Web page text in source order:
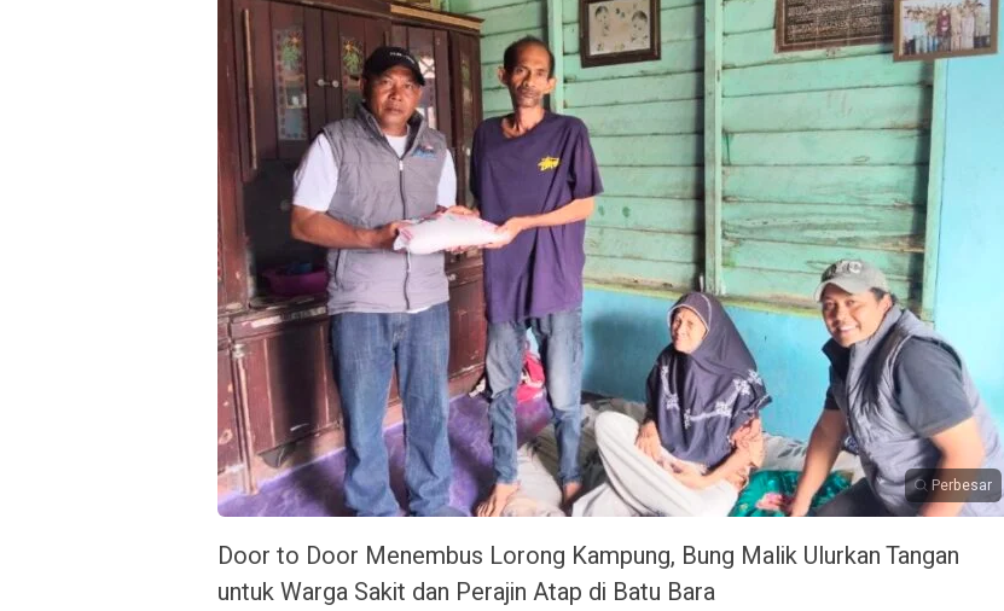
Perbesar
Door to Door Menembus Lorong Kampung, Bung Malik Ulurkan Tangan
untuk Warga Sakit dan Perajin Atap di Batu Bara